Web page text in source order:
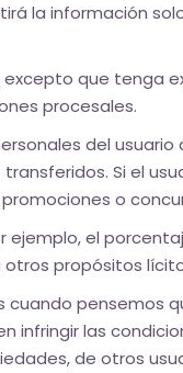
información solo
que tenga
procesales.
del
Si el
o
ejemplo, el
propósitos
cuando
las
de otros